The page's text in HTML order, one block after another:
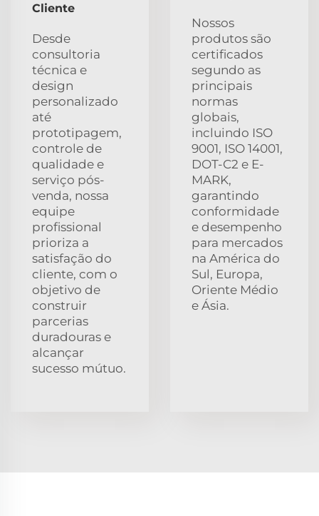
Cliente
Desde
consultoria
técnica e
design
personalizado
até
prototipagem,
controle de
qualidade e
serviço pós-
venda, nossa
equipe
profissional
prioriza a
satisfação do
cliente, com o
objetivo de
construir
parcerias
duradouras e
alcançar
sucesso mútuo.
Nossos
produtos são
certificados
segundo as
principais
normas
globais,
incluindo ISO
9001, ISO 14001,
DOT-C2 e E-
MARK,
garantindo
conformidade
e desempenho
para mercados
na América do
Sul, Europa,
Oriente Médio
e Ásia.